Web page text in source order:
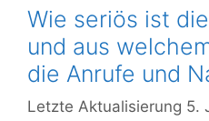
Wie seriös ist
und aus
die Anrufe und
5.